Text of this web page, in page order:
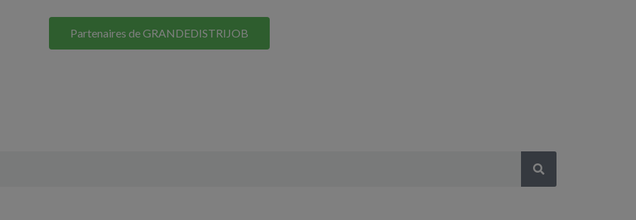
Partenaires de GRANDEDISTRIJOB